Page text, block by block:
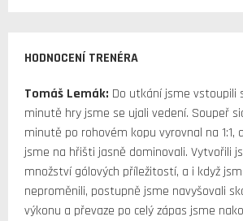
HODNOCENÍ TRENÉRA
Tomáš Lemák: Do utkání jsme vstoupili
minutě hry jsme se ujali vedení. Soupeř
minutě po rohovém kopu vyrovnal na 1:1,
jsme na hřišti jasně dominovali. Vytvořili
množství gólových příležitostí, a i když
neproměnili, postupně jsme navyšovali
výkonu a převaze po celý zápas jsme